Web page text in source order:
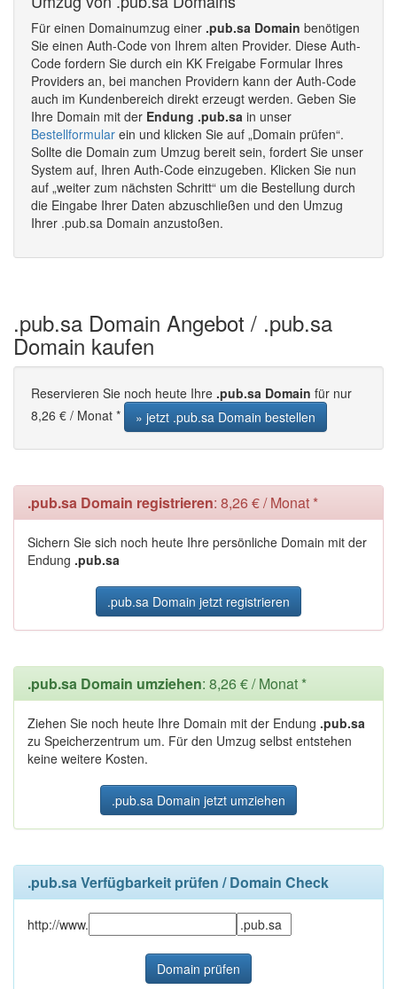
Für einen Domainumzug einer .pub.sa Domain benötigen
Sie einen Auth-Code von Ihrem alten Provider. Diese Auth-
Code fordern Sie durch ein KK Freigabe Formular Ihres
Providers an, bei manchen Providern kann der Auth-Code
auch im Kundenbereich direkt erzeugt werden. Geben Sie
Ihre Domain mit der Endung .pub.sa in unser
Bestellformular ein und klicken Sie auf „Domain prüfen“.
Sollte die Domain zum Umzug bereit sein, fordert Sie unser
System auf, Ihren Auth-Code einzugeben. Klicken Sie nun
auf „weiter zum nächsten Schritt“ um die Bestellung durch
die Eingabe Ihrer Daten abzuschließen und den Umzug
Ihrer .pub.sa Domain anzustoßen.
.pub.sa Domain Angebot / .pub.sa
Domain kaufen
Reservieren Sie noch heute Ihre .pub.sa Domain für nur
8,26 € / Monat *
» jetzt .pub.sa Domain bestellen
.pub.sa Domain registrieren: 8,26 € / Monat *
Sichern Sie sich noch heute Ihre persönliche Domain mit der
Endung .pub.sa
.pub.sa Domain jetzt registrieren
.pub.sa Domain umziehen: 8,26 € / Monat *
Ziehen Sie noch heute Ihre Domain mit der Endung .pub.sa
zu Speicherzentrum um. Für den Umzug selbst entstehen
keine weitere Kosten.
.pub.sa Domain jetzt umziehen
.pub.sa Verfügbarkeit prüfen / Domain Check
http://www.